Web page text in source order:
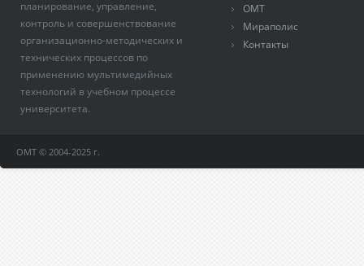
планирование, управление,
контроль и совершенствование
организационно-методических и
технических процессов по
применению мультимедийных
технологий в учебном процессе
университета.
ОМТ
Мираполис
Контакты
ОМТ © 2004-2025 г.